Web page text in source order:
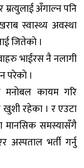
अँगाल्न पनि
स्वास्थ्य अवस्था
जितेकाे ।
भाईरस नै नलागी
परेकाे ।
मनाेबल कायम गरि
रहेका । र एउटा
मानसिक समस्यासँगै
भर्ती गर्नु